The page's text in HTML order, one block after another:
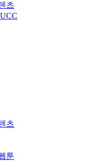
츠
츠
툰